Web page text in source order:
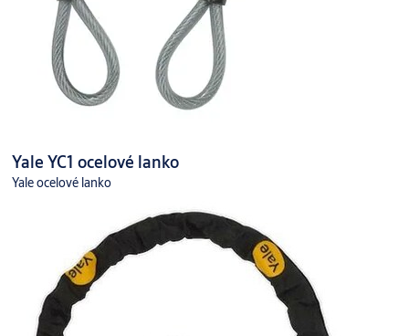
Yale YC1 ocelové lanko
Yale ocelové lanko